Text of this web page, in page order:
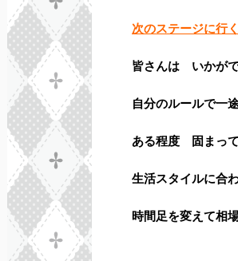
次のステージに行
皆さんは いかが
自分のルールで一
ある程度 固まっ
生活スタイルに合
時間足を変えて